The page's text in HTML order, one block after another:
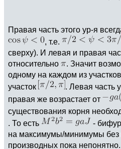
Правая часть этого ур-я
, т.е.
сверху). И левая и правая
относительно
. Значит
одному на каждом из
участок
. Левая часть
правая же возрастает от
существования корня
. То есть
-
на максимумы/минимумы без
производных пока непонятно.